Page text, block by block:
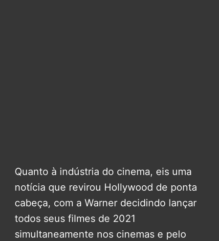
Quanto à indústria do cinema, eis uma
notícia que revirou Hollywood de ponta
cabeça, com a Warner decidindo lançar
todos seus filmes de 2021
simultaneamente nos cinemas e pelo